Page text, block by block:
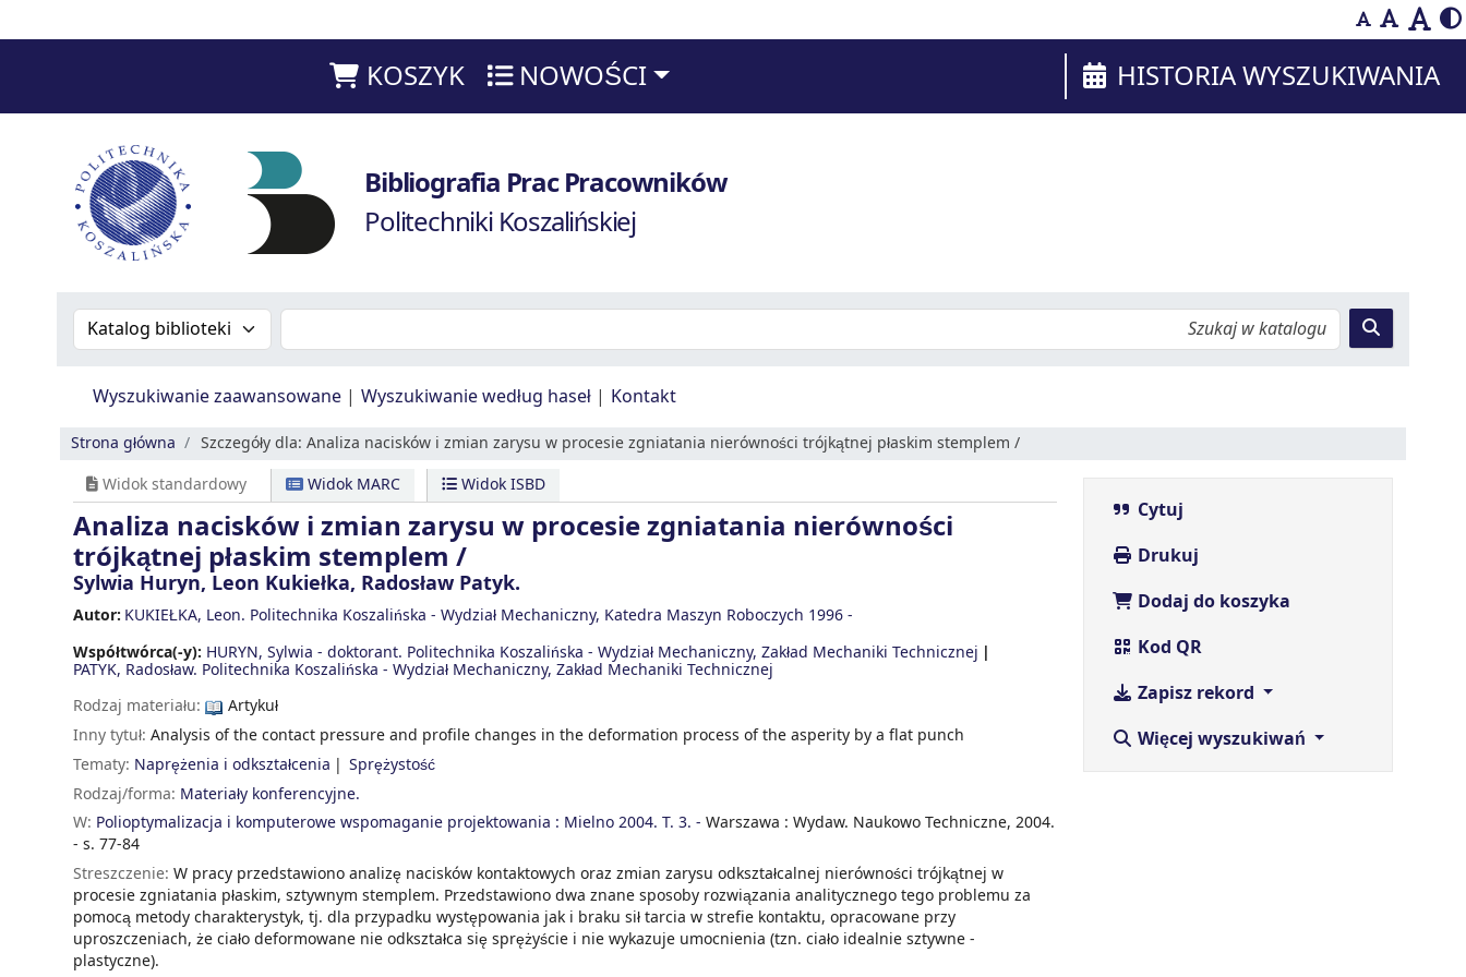
Bibliografia Prac Pracowników - Biblioteka Politechniki Koszalińskiej
KOSZYK NOWOŚCI HISTORIA WYSZUKIWANIA
Bibliografia Prac Pracowników
Politechniki Koszalińskiej
Szukaj w katalogu po:Szukaj w katalogu
Wyszukiwanie zaawansowane Wyszukiwanie według haseł Kontakt
Strona główna Szczegóły dla: Analiza nacisków i zmian zarysu w procesie zgniatania nierówności trójkątnej płaskim stemplem /
Widok standardowy
Widok MARC Widok ISBD
Analiza nacisków i zmian zarysu w procesie zgniatania nierówności
trójkątnej płaskim stemplem /
Sylwia Huryn, Leon Kukiełka, Radosław Patyk.
Autor: KUKIEŁKA, Leon. Politechnika Koszalińska - Wydział Mechaniczny, Katedra Maszyn Roboczych 1996 -
Współtwórca(-y): HURYN, Sylwia - doktorant. Politechnika Koszalińska - Wydział Mechaniczny, Zakład Mechaniki Technicznej
PATYK, Radosław. Politechnika Koszalińska - Wydział Mechaniczny, Zakład Mechaniki Technicznej
Rodzaj materiału:
Artykuł
Inny tytuł: Analysis of the contact pressure and profile changes in the deformation process of the asperity by a flat punch
Tematy: Naprężenia i odkształcenia
Sprężystość
Rodzaj/forma: Materiały konferencyjne.
W: Polioptymalizacja i komputerowe wspomaganie projektowania : Mielno 2004. T. 3. - Warszawa : Wydaw. Naukowo Techniczne, 2004.
- s. 77-84
Streszczenie: W pracy przedstawiono analizę nacisków kontaktowych oraz zmian zarysu odkształcalnej nierówności trójkątnej w
procesie zgniatania płaskim, sztywnym stemplem. Przedstawiono dwa znane sposoby rozwiązania analitycznego tego problemu za
pomocą metody charakterystyk, tj. dla przypadku występowania jak i braku sił tarcia w strefie kontaktu, opracowane przy
uproszczeniach, że ciało deformowane nie odkształca się sprężyście i nie wykazuje umocnienia (tzn. ciało idealnie sztywne -
plastyczne).
Cytuj
Drukuj
Dodaj do koszyka
Kod QR
Zapisz rekord
Więcej wyszukiwań